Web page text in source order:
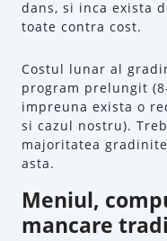
dans, si inca exista
toate contra cost.
Costul lunar al
program prelungit
impreuna exista o
si cazul nostru).
majoritatea
asta.
Meniul,
mancare